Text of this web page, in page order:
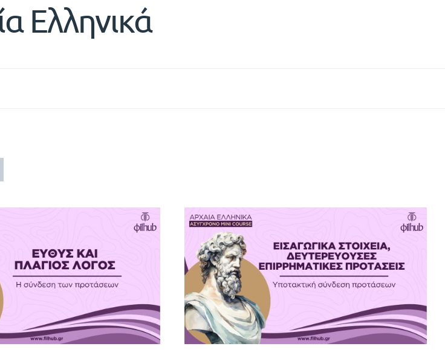
Ελληνικά
ΣΤΟ ΚΑΛΆΘΙ / ΛΕΠΤΟΜΈΡΕΙΕΣ